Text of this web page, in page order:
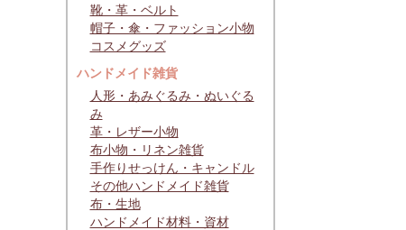
靴・革・ベルト
帽子・傘・ファッション小物
コスメグッズ
ハンドメイド雑貨
人形・あみぐるみ・ぬいぐる
み
革・レザー小物
布小物・リネン雑貨
手作りせっけん・キャンドル
その他ハンドメイド雑貨
布・生地
ハンドメイド材料・資材